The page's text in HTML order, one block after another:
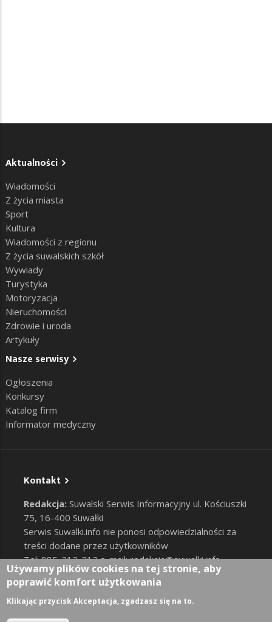
Aktualności
Wiadomości
Z życia miasta
Sport
Kultura
Wiadomości z regionu
Z życia suwalskich szkół
Wywiady
Turystyka
Motoryzacja
Nieruchomości
Zdrowie i uroda
Artykuły
Nasze serwisy
Ogłoszenia
Konkursy
Katalog firm
Informator medyczny
Kontakt
Redakcja: Suwalski Serwis Informacyjny ul. Kościuszki
75, 16-400 Suwałki
Serwis Suwalki.info nie ponosi odpowiedzialności za
treści dodane przez użytkowników
Tel: 885-212-212 e-mail:redakcja@suwalki.info,
reklama@suwalki.info
RODO |Cookies
User account menu
Zaloguj
Używamy plików cookies na tej stronie, aby
poprawić komfort użytkowania
Klikając przycisk Akceptacja, zgadzasz się na to.